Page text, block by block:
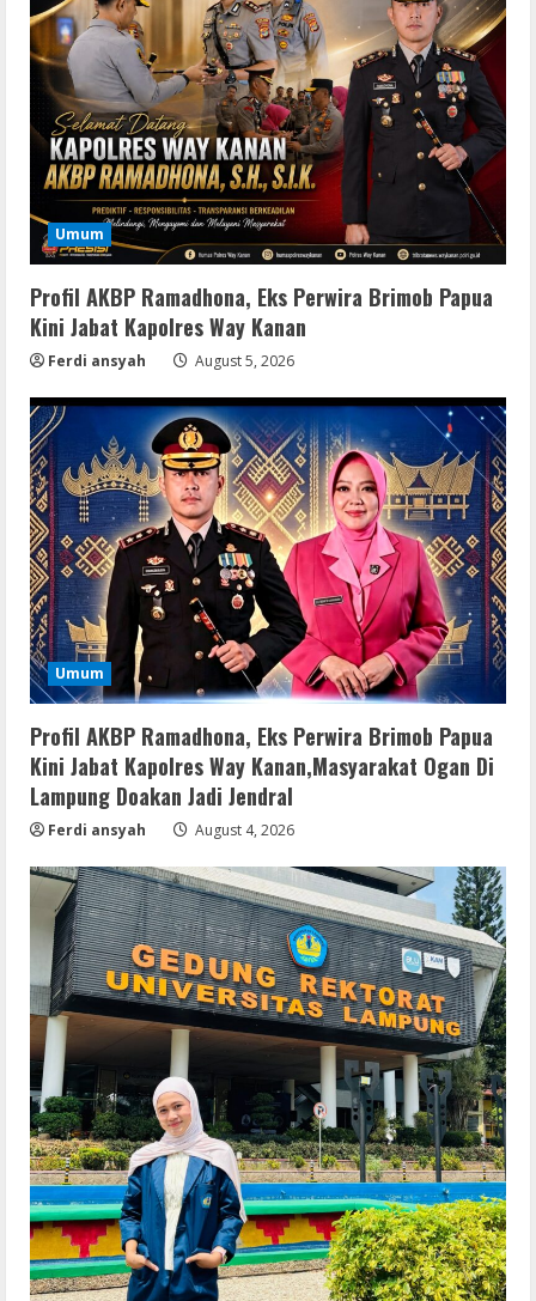
Umum
Profil AKBP Ramadhona, Eks Perwira Brimob Papua
Kini Jabat Kapolres Way Kanan
Ferdi ansyah August 5, 2026
Umum
Profil AKBP Ramadhona, Eks Perwira Brimob Papua
Kini Jabat Kapolres Way Kanan,Masyarakat Ogan Di
Lampung Doakan Jadi Jendral
Ferdi ansyah August 4, 2026
2
Serialers
MATLAB R2024b Crack exe [Full] x64
Bypass
August 7, 2026
3
Serialers
VMware Workstation Portable +
Activator Final
August 6, 2026
4
Serialers
MATLAB Crack + Portable Clean
Premium
August 6, 2026